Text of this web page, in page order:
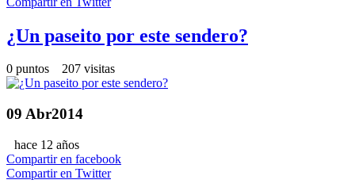
¿Un paseito por este sendero?
0 puntos 207 visitas
09 Abr2014
hace 12 años
Compartir en facebook
Compartir en Twitter